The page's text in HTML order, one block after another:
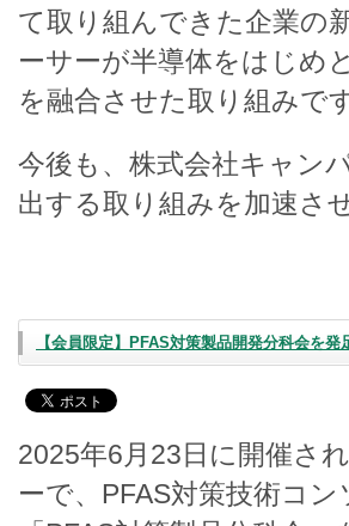
て取り組んできた企業の
ーサーが半導体をはじめ
を融合させた取り組みです
今後も、株式会社キャン
出する取り組みを加速さ
【会員限定】PFAS対策製品開発分科会を発
2025年6月23日に開催さ
ーで、PFAS対策技術コ